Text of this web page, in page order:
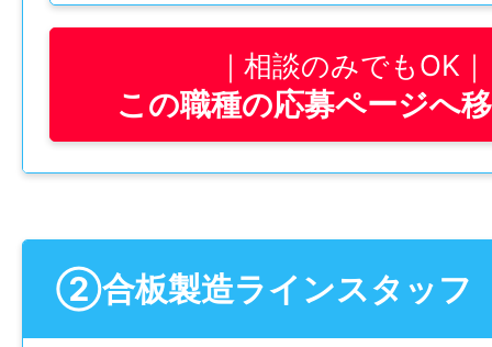
給与
月給 195,000円～220,000円
賞与
年2回 （約5カ月分）、業績により期末決
年間休日
相談のみでもOK
この職種の応募ページへ
②合板製造ラインスタッフ